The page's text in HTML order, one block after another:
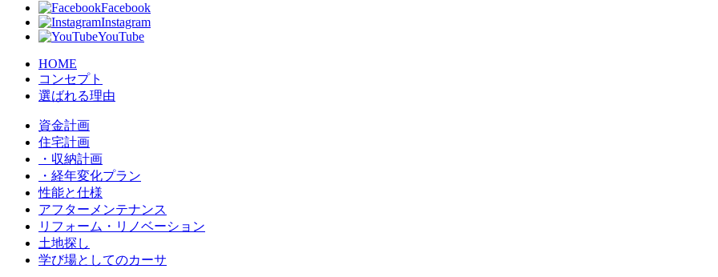
Facebook
Instagram
YouTube
HOME
コンセプト
選ばれる理由
資金計画
住宅計画
・収納計画
・経年変化プラン
性能と仕様
アフターメンテナンス
リフォーム・リノベーション
土地探し
学び場としてのカーサ